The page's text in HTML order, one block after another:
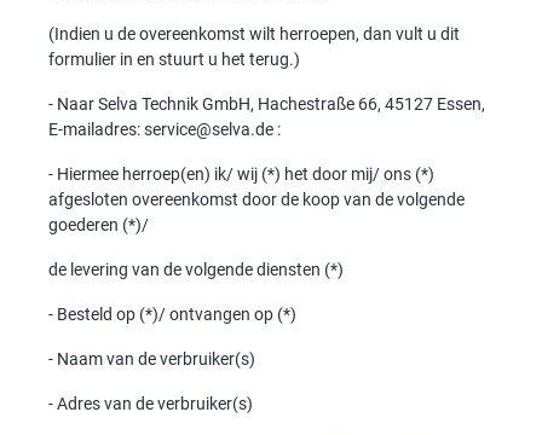
(Indien u de overeenkomst wilt herroepen, dan vult u dit
formulier in en stuurt u het terug.)
- Naar Selva Technik GmbH, Hachestraße 66, 45127 Essen,
E-mailadres: service@selva.de :
- Hiermee herroep(en) ik/ wij (*) het door mij/ ons (*)
afgesloten overeenkomst door de koop van de volgende
goederen (*)/
de levering van de volgende diensten (*)
- Besteld op (*)/ ontvangen op (*)
- Naam van de verbruiker(s)
- Adres van de verbruiker(s)